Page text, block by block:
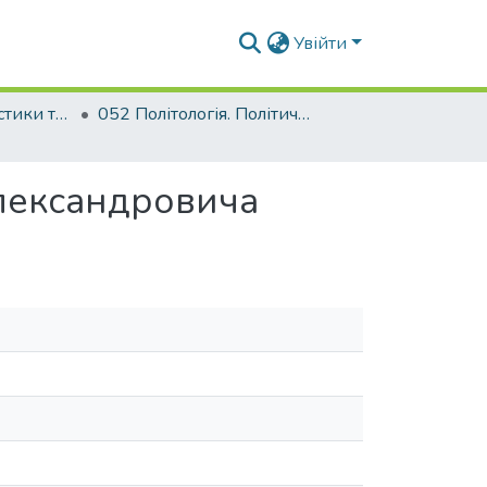
Увійти
Факультет урбаністики та просторового планування
052 Політологія. Політичний менеджмент